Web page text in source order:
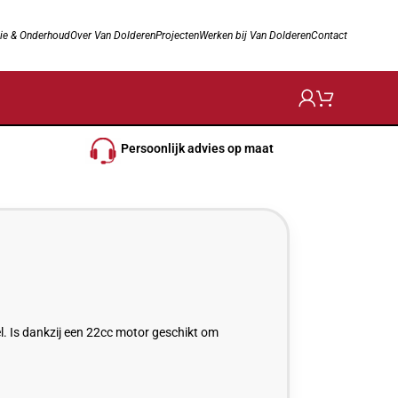
& OnderhoudOver Van DolderenProjectenWerken bij Van DolderenContact
Persoonlijk advies op maat
Is dankzij een 22cc motor geschikt om